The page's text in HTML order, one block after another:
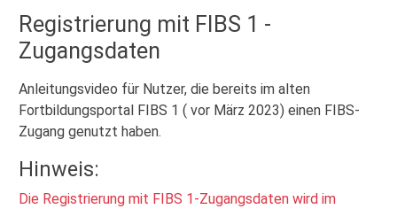
Registrierung mit FIBS 1 -
Zugangsdaten
Anleitungsvideo für Nutzer, die bereits im alten
Fortbildungsportal FIBS 1 ( vor März 2023) einen FIBS-
Zugang genutzt haben.
Hinweis:
Die Registrierung mit FIBS 1-Zugangsdaten wird im